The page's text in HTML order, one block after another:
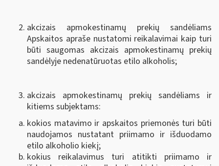
akcizais apmokestinamų prekių sandėliams
Apskaitos apraše nustatomi reikalavimai kaip turi
būti saugomas akcizais apmokestinamų prekių
sandėlyje nedenatūruotas etilo alkoholis;
akcizais apmokestinamų prekių sandėliams ir
kitiems subjektams:
kokios matavimo ir apskaitos priemonės turi būti
naudojamos nustatant priimamo ir išduodamo
etilo alkoholio kiekį;
kokius reikalavimus turi atitikti priimamo ir